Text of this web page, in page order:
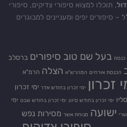
, תוכלו למצוא סיפורי צדיקים, סיפורי
– סיפורים יפים ומעניינים למבוגרים
כנסת בעל שם טוב סיפורים ברסלב
הכנסת אורחים המהרש"א הצלה הרמ"א
זכרון ימי זכרון בחודש אדר ימי זכרון
ימי זכרון בחודש סיוון ימי זכרון בחודש שבט ימי
ישועה מנוחת אשר מסירות נפש